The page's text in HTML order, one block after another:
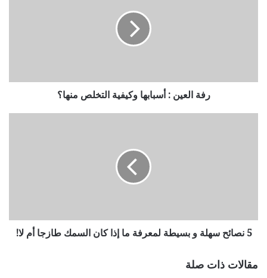
رفة العين : أسبابها وكيفية التخلص منها؟
5 نصائح سهلة و بسيطة لمعرفة ما إذا كان السمك طازجا أم لا!
مقالات ذات صلة